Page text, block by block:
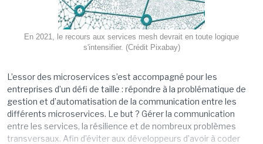
En 2021, le recours aux services mesh devrait en toute logique
s'intensifier. (Crédit Pixabay)
L’essor des microservices s’est accompagné pour les
entreprises d’un défi de taille : répondre à la problématique de
gestion et d’automatisation de la communication entre les
différents microservices. Le but ? Gérer la communication
entre les services, la résilience et de nombreux problèmes
transversaux. Afin d’éviter aux développeurs d’avoir à coder